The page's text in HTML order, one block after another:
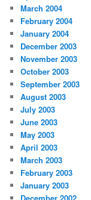
March 2004
February 2004
January 2004
December 2003
November 2003
October 2003
September 2003
August 2003
July 2003
June 2003
May 2003
April 2003
March 2003
February 2003
January 2003